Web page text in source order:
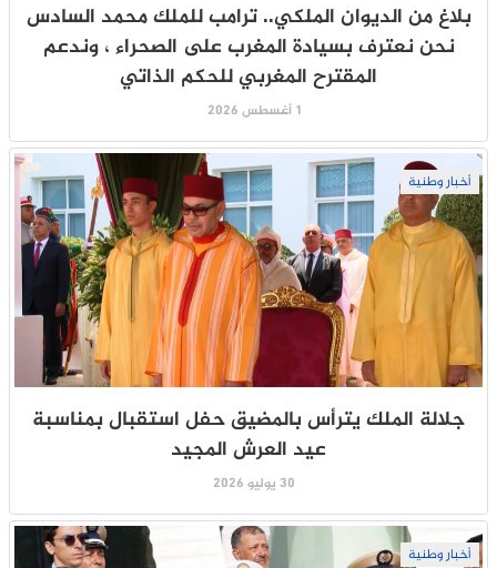
بلاغ من الديوان الملكي.. ترامب للملك محمد السادس
نحن نعترف بسيادة المغرب على الصحراء ، وندعم
المقترح المغربي للحكم الذاتي
1 أغسطس 2026
أخبار وطنية
جلالة الملك يترأس بالمضيق حفل استقبال بمناسبة
عيد العرش المجيد
30 يوليو 2026
أخبار وطنية